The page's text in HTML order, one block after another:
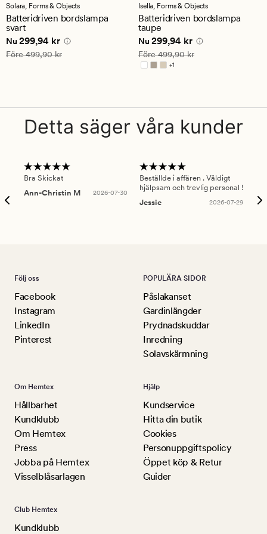
med
ett
genomsnittligt
betyg
på
5
Solara, Forms & Objects
Batteridriven bordslampa
svart
Nuvarande pris
Nu 299,94 kr
Ordinarie pris 499,90 kr
Före499,90 kr
med
ett
genomsnittligt
betyg
på
4.5
Isella, Forms & Objects
Batteridriven bordslampa
taupe
Nuvarande pris
Nu 299,94 kr
Ordinarie pris 499,90 kr
Före499,90 kr
+1
Finns i fler färger
Detta säger våra kunder
Bra Skickat
Ann-Christin M
2026-07-30
Beställde i affären . Väldigt
hjälpsam och trevlig personal !
Jessie
2026-07-29
Följ oss
Facebook
Instagram
LinkedIn
Pinterest
POPULÄRA SIDOR
Påslakanset
Gardinlängder
Prydnadskuddar
Inredning
Solavskärmning
Om Hemtex
Hållbarhet
Kundklubb
Om Hemtex
Press
Jobba på Hemtex
Visselblåsarlagen
Hjälp
Kundservice
Hitta din butik
Cookies
Personuppgiftspolicy
Öppet köp & Retur
Guider
Club Hemtex
Kundklubb